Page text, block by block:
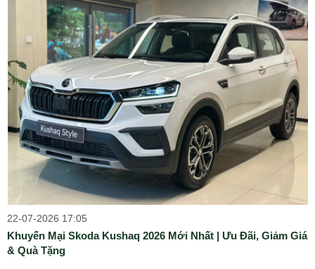
22-07-2026 17:05
Khuyến Mại Skoda Kushaq 2026 Mới Nhất | Ưu Đãi, Giảm Giá
& Quà Tặng